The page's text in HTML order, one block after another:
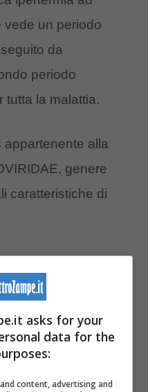
vede un periodo
da
periodo
tutta la malattia.
appartenente alla
genere
caratteristiche di
cuccioli
stagioni fredde e
virus
asks for your
data for the
content, advertising and